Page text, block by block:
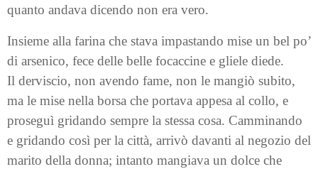
quanto andava dicendo non era vero.
Insieme alla farina che stava impastando mise un bel po’
di arsenico, fece delle belle focac­cine e gliele diede.
Il derviscio, non avendo fame, non le mangiò subito,
ma le mise nella borsa che portava appesa al collo, e
proseguì gridando sempre la stessa cosa. Camminando
e gridando così per la città, arrivò davanti al negozio del
marito della donna; intanto mangiava un dolce che